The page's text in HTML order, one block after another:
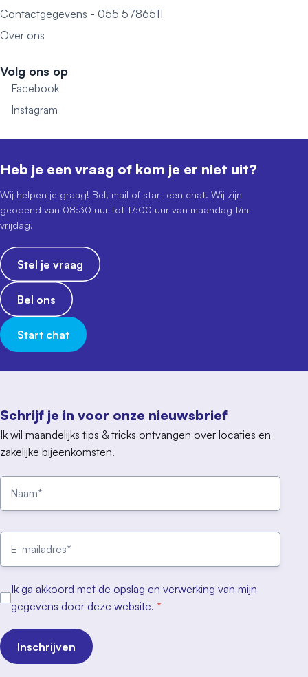
Contactgegevens - 055 5786511
Over ons
Volg ons op
Facebook
Instagram
Schrijf je in voor onze nieuwsbrief
Ik wil maandelijks tips & tricks ontvangen over locaties en
zakelijke bijeenkomsten.
Ik ga akkoord met de opslag en verwerking van mijn
gegevens door deze website. *
Inschrijven
Heb je een vraag of kom je er niet uit?
Wij helpen je graag! Bel, mail of start een chat. Wij zijn
geopend van 08:30 uur tot 17:00 uur van maandag t/m
vrijdag.
Stel je vraag
Bel ons
Start chat